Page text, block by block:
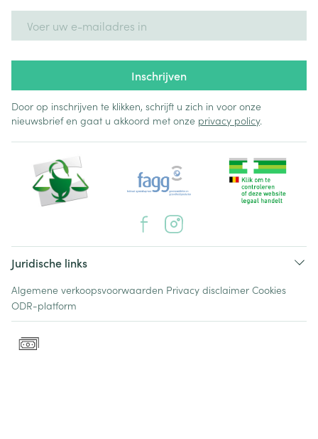
Inschrijven
Door op inschrijven te klikken, schrijft u zich in voor onze
nieuwsbrief en gaat u akkoord met onze privacy policy.
Juridische links
Algemene verkoopsvoorwaarden Privacy disclaimer Cookies
ODR-platform